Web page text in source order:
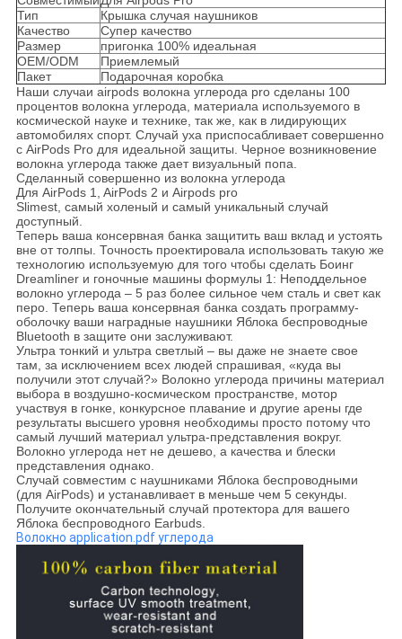
Тип
Крышка случая наушников
Качество
Супер качество
Размер
пригонка 100% идеальная
OEM/ODM
Приемлемый
Пакет
Подарочная коробка
Наши случаи airpods волокна углерода pro сделаны 100
процентов волокна углерода, материала используемого в
космической науке и технике, так же, как в лидирующих
автомобилях спорт. Случай уха приспосабливает совершенно
с AirPods Pro для идеальной защиты. Черное возникновение
волокна углерода также дает визуальный попа.
Сделанный совершенно из волокна углерода
Для AirPods 1, AirPods 2 и Airpods pro
Slimest, самый холеный и самый уникальный случай
доступный.
Теперь ваша консервная банка защитить ваш вклад и устоять
вне от толпы. Точность проектировала использовать такую же
технологию используемую для того чтобы сделать Боинг
Dreamliner и гоночные машины формулы 1: Неподдельное
волокно углерода – 5 раз более сильное чем сталь и свет как
перо. Теперь ваша консервная банка создать программу-
оболочку ваши наградные наушники Яблока беспроводные
Bluetooth в защите они заслуживают.
Ультра тонкий и ультра светлый – вы даже не знаете свое
там, за исключением всех людей спрашивая, «куда вы
получили этот случай?» Волокно углерода причины материал
выбора в воздушно-космическом пространстве, мотор
участвуя в гонке, конкурсное плавание и другие арены где
результаты высшего уровня необходимы просто потому что
самый лучший материал ультра-представления вокруг.
Волокно углерода нет не дешево, а качества и блески
представления однако.
Случай совместим с наушниками Яблока беспроводными
(для AirPods) и устанавливает в меньше чем 5 секунды.
Получите окончательный случай протектора для вашего
Яблока беспроводного Earbuds.
Волокно application.pdf углерода